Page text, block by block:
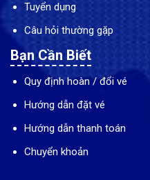
Tuyển dụng
Câu hỏi thường gặp
Bạn Cần Biết
Quy định hoàn / đổi vé
Hướng dẫn đặt vé
Hướng dẫn thanh toán
Chuyển khoản